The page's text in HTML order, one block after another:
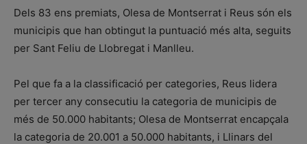
Dels 83 ens premiats, Olesa de Montserrat i Reus són els
municipis que han obtingut la puntuació més alta, seguits
per Sant Feliu de Llobregat i Manlleu.
Pel que fa a la classificació per categories, Reus lidera
per tercer any consecutiu la categoria de municipis de
més de 50.000 habitants; Olesa de Montserrat encapçala
la categoria de 20.001 a 50.000 habitants, i Llinars del